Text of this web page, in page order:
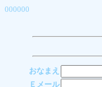
000000
おなまえ
Ｅメール